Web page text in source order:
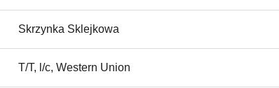
Skrzynka Sklejkowa
T/T, l/c, Western Union